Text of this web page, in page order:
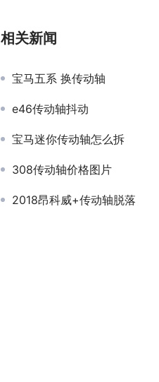
相关新闻
宝马五系 换传动轴
e46传动轴抖动
宝马迷你传动轴怎么拆
308传动轴价格图片
2018昂科威+传动轴脱落